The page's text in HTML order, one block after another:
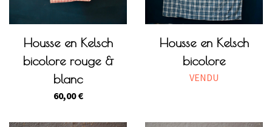
Housse en Kelsch
bicolore rouge &
blanc
60,00€
Housse en Kelsch
bicolore
VENDU